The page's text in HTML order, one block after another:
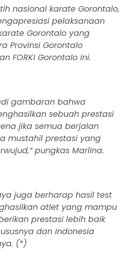
nasional karate Gorontalo,
pelaksanaan
Gorontalo yang
Provinsi Gorontalo
FORKI Gorontalo ini.
gambaran bahwa
sebuah prestasi
jika semua berjalan
mustahil prestasi yang
pungkas Marlina.
juga berharap hasil test
atlet yang mampu
prestasi lebih baik
dan Indonesia
(*)